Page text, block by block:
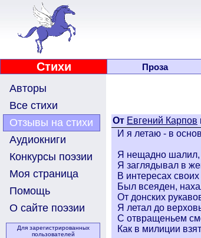
Стихи Проза
Авторы
Все стихи
Отзывы на стихи
Аудиокниги
Конкурсы поэзии
Моя страница
Помощь
О сайте поэзии
Для зарегистрированных
пользователей
От Евгений Карпов
И я летаю - в
Я нещадно шалил,
Я заглядывал в
В интересах своих
Был всеяден,
От донских
Я летал до
С отвращеньем
Как в милиции